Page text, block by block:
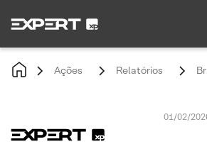
Ações Relatórios
01/02/